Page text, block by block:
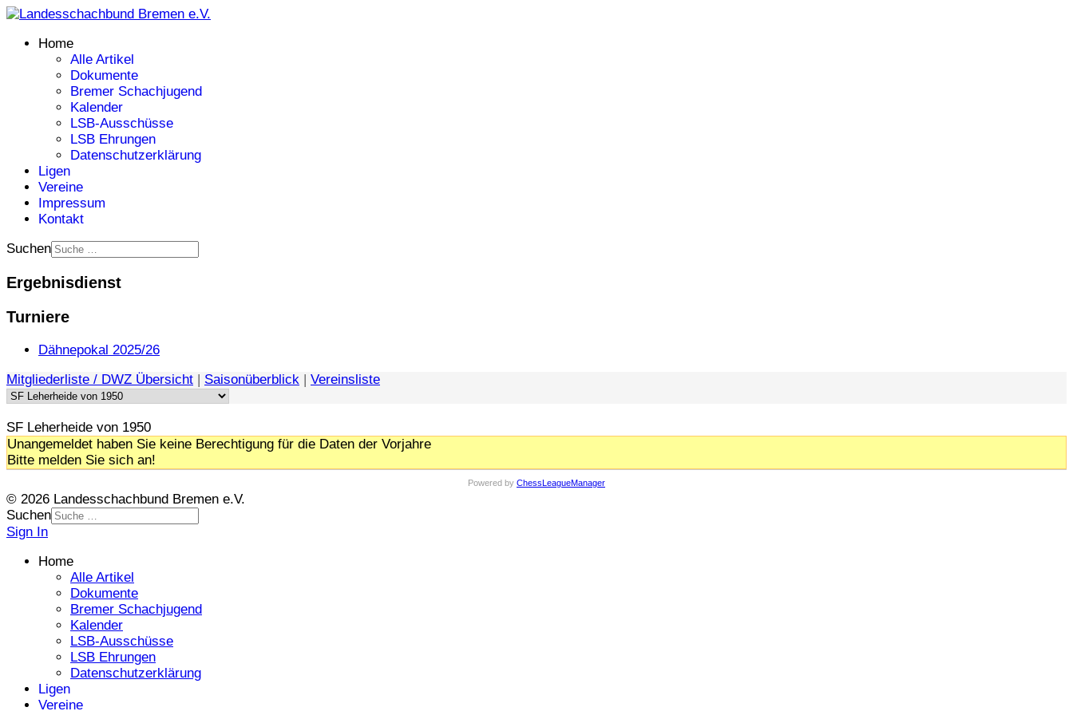
Home
Alle Artikel
Dokumente
Bremer Schachjugend
Kalender
LSB-Ausschüsse
LSB Ehrungen
Datenschutzerklärung
Ligen
Vereine
Impressum
Kontakt
Suchen
Ergebnisdienst
Turniere
Dähnepokal 2025/26
Mitgliederliste / DWZ Übersicht | Saisonüberblick | Vereinsliste
SF Leherheide von 1950
Unangemeldet haben Sie keine Berechtigung für die Daten der Vorjahre
Bitte melden Sie sich an!
Powered by ChessLeagueManager
© 2026 Landesschachbund Bremen e.V.
Suchen
Sign In
Home
Alle Artikel
Dokumente
Bremer Schachjugend
Kalender
LSB-Ausschüsse
LSB Ehrungen
Datenschutzerklärung
Ligen
Vereine